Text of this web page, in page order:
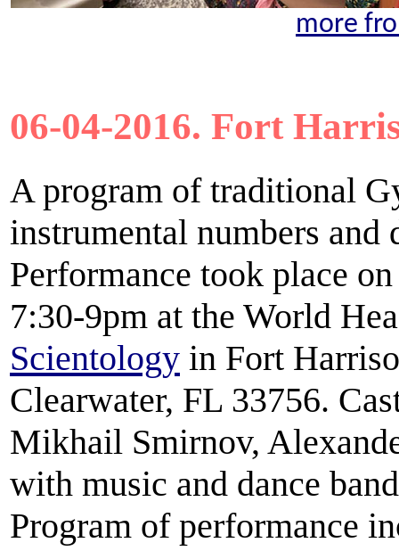
more
06-04-2016. Fort
A program of traditional
instrumental numbers and
Performance took place
7:30-9pm at the World
Scientology in Fort
Clearwater, FL 33756.
Mikhail Smirnov,
with music and dance
Program of performance